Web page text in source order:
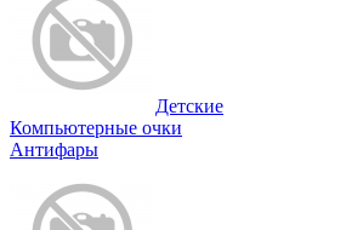
Детские
Компьютерные очки
Антифары